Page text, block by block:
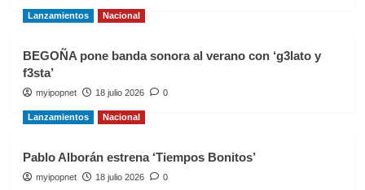
Lanzamientos Nacional
BEGOÑA pone banda sonora al verano con ‘g3lato y
f3sta’
myipopnet 18 julio 2026 0
Lanzamientos Nacional
Pablo Alborán estrena ‘Tiempos Bonitos’
myipopnet 18 julio 2026 0